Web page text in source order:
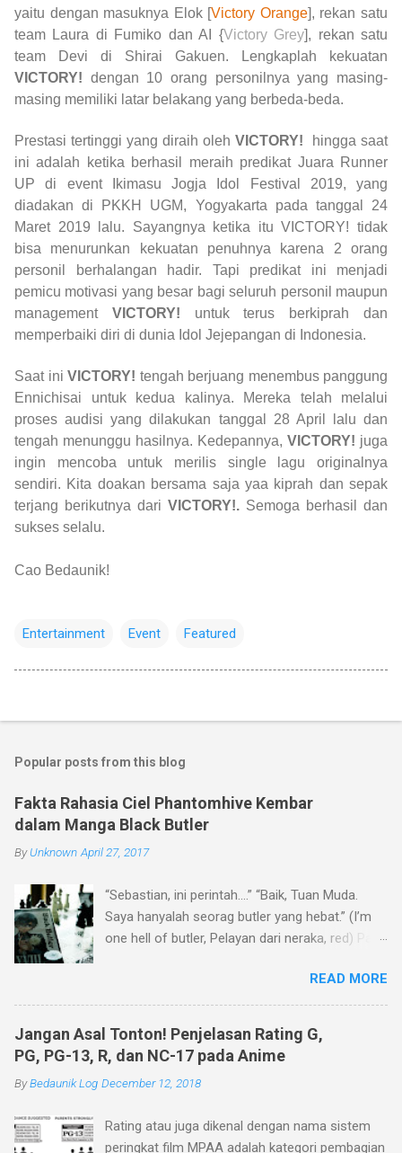
yaitu dengan masuknya Elok [Victory Orange], rekan satu
team Laura di Fumiko dan AI {Victory Grey], rekan satu
team Devi di Shirai Gakuen. Lengkaplah kekuatan
VICTORY! dengan 10 orang personilnya yang masing-
masing memiliki latar belakang yang berbeda-beda.
Prestasi tertinggi yang diraih oleh VICTORY!
hingga saat
ini adalah ketika berhasil meraih predikat Juara Runner
UP di event Ikimasu Jogja Idol Festival 2019, yang
diadakan di PKKH UGM, Yogyakarta pada tanggal 24
Maret 2019 lalu. Sayangnya ketika itu VICTORY! tidak
bisa menurunkan kekuatan penuhnya karena 2 orang
personil berhalangan hadir. Tapi predikat ini menjadi
pemicu motivasi yang besar bagi seluruh personil maupun
management VICTORY! untuk terus berkiprah dan
memperbaiki diri di dunia Idol Jejepangan di Indonesia.
Saat ini VICTORY! tengah berjuang menembus panggung
Ennichisai untuk kedua kalinya. Mereka telah melalui
proses audisi yang dilakukan tanggal 28 April lalu dan
tengah menunggu hasilnya. Kedepannya, VICTORY! juga
ingin mencoba untuk merilis single lagu originalnya
sendiri. Kita doakan bersama saja yaa kiprah dan sepak
terjang berikutnya dari VICTORY!. Semoga berhasil dan
sukses selalu.
Cao Bedaunik!
Entertainment Event Featured
Popular posts from this blog
Fakta Rahasia Ciel Phantomhive Kembar
dalam Manga Black Butler
ByUnknown April 27, 2017
“Sebastian, ini perintah….” “Baik, Tuan Muda.
Saya hanyalah seorag butler yang hebat.” (I’m
one hell of butler, Pelayan dari neraka, red) Pasti
atas? Yup.. kalimat andalan Sebastian Michaelis
dalam melayani Tuan Muda Ciel Phantomhive.
Bagi yang belum mengetahui, komik ini
menceritakan kisah seorang bangsawan dan
butlernya dalam menyelesaikan kasus di dunia
bawah ( dunia gelap, red) atas perintah Ratu
merupakan seorang (?) iblis yang mengikat
READ MORE
Jangan Asal Tonton! Penjelasan Rating G,
PG, PG-13, R, dan NC-17 pada Anime
ByBedaunik Log December 12, 2018
Rating atau juga dikenal dengan nama sistem
peringkat film MPAA adalah kategori pembagian